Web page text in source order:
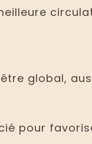
global,
pour